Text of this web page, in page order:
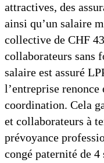
attractives, des
ainsi qu’un salaire
collective de CHF
collaborateurs sans
salaire est assuré
l’entreprise renonce
coordination. Cela
et collaborateurs à
prévoyance
congé paternité de